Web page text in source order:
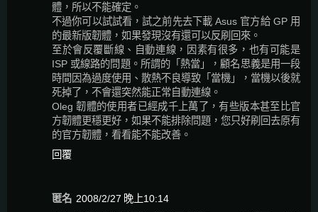
體，所以不能確定。
不過你可以試試看，試之前先去下載 Asus 官方給 GP 用
的最新版韌體，如果發現沒有還可以反刷回來。
至於會反覆斷線、自動連線，因素有很多，也有可能是
ISP 或線路的問題。所謂的「熱當」，顧名思義是用一段
時間因為過度使用、散熱不良導致「當機」，當機以後就
死掉了，不會還突然能正常自動連線。
Oleg 韌體的使用者已經成千上萬了，有些版本甚至比官
方韌體更穩更好，如果不能排除問題，您只好刷回去原有
的官方韌體，看看能不能改善。
回覆
匿名 2008/2/27 晚上10:14